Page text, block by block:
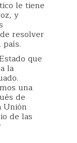
le tiene
y
resolver
que
la
una
de
Unión
de las